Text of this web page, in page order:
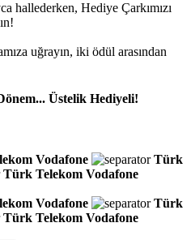
hallederken, Hediye Çarkımızı
uğrayın, iki ödül arasından
Üstelik Hediyeli!
Vodafone
Türk
Türk Telekom Vodafone
Vodafone
Türk
Türk Telekom Vodafone